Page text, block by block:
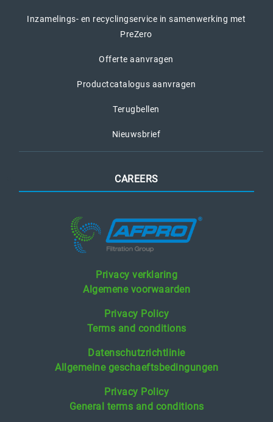
Inzamelings- en recyclingservice in samenwerking met
PreZero
Offerte aanvragen
Productcatalogus aanvragen
Terugbellen
Nieuwsbrief
CAREERS
Privacy verklaring
Algemene voorwaarden
Privacy Policy
Terms and conditions
Datenschutzrichtlinie
Allgemeine geschaeftsbedingungen
Privacy Policy
General terms and conditions